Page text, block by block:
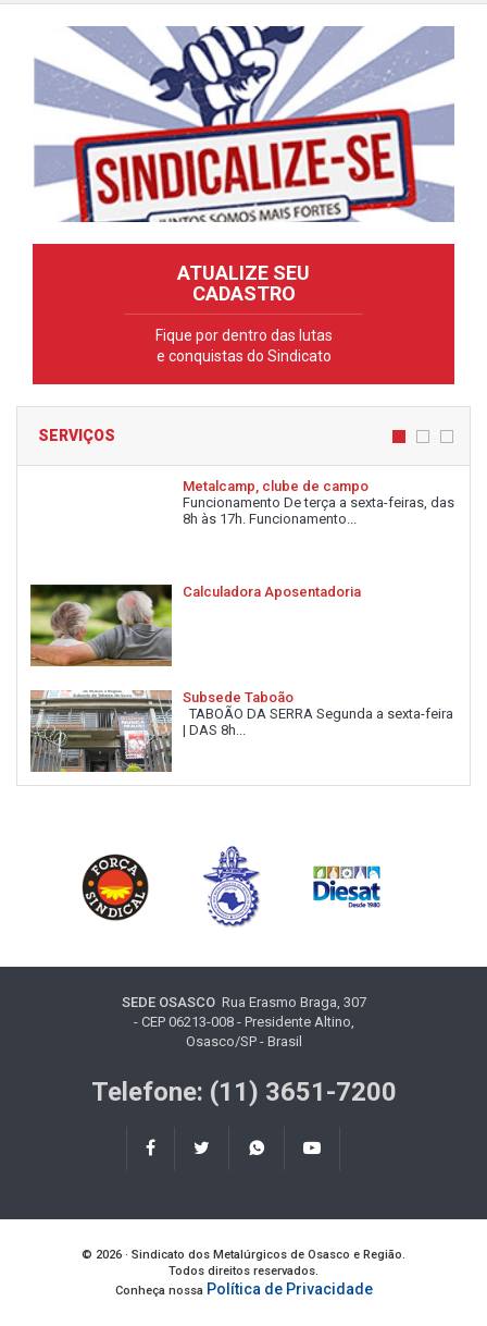
ATUALIZE SEU
CADASTRO
Fique por dentro das lutas
e conquistas do Sindicato
SERVIÇOS
Metalcamp, clube de campo
Funcionamento De terça a sexta-feiras, das
8h às 17h. Funcionamento...
Calculadora Aposentadoria
Subsede Taboão
TABOÃO DA SERRA Segunda a sexta-feira
| DAS 8h...
SEDE OSASCORua Erasmo Braga, 307
- CEP 06213-008 - Presidente Altino,
Osasco/SP - Brasil
Telefone: (11) 3651-7200
© 2026 · Sindicato dos Metalúrgicos de Osasco e Região.
Todos direitos reservados.
Conheça nossa Política de Privacidade